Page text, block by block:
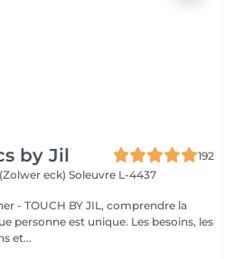
by Jil
192
eck) Soleuvre L-4437
- TOUCH BY JIL, comprendre la
personne est unique. Les besoins, les
et...